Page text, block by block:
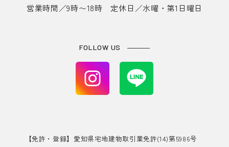
営業時間／9時〜18時 定休日／水曜・第1日曜日
FOLLOW US
【免許・登録】愛知県宅地建物取引業免許(14)第5986号